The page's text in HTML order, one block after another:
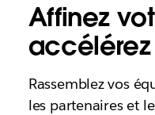
Affinez
accélérez
Rassemblez vos
les partenaires et